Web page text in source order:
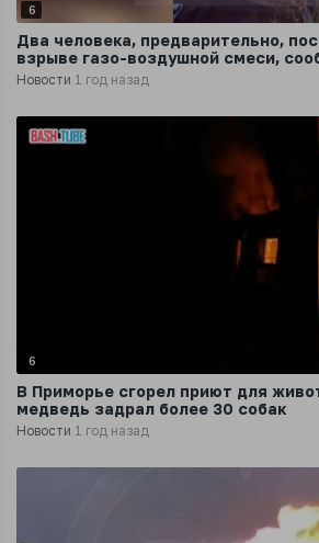
6
Два человека, предварительно,
взрыве газо-воздушной смеси,
Новости 1 год назад
6
В Приморье сгорел приют для
медведь задрал более 30 собак
Новости 1 год назад